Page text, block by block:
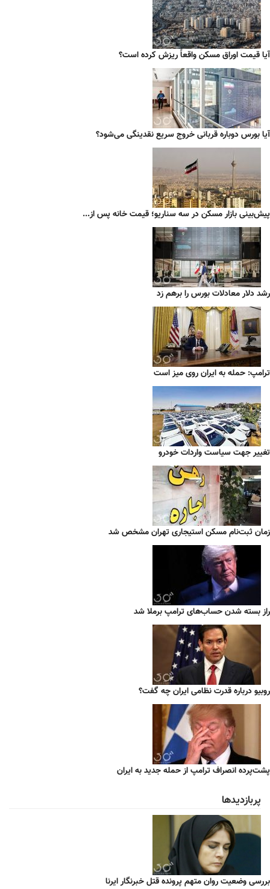
آیا قیمت اوراق مسکن واقعاً ریزش کرده است؟
آیا بورس دوباره قربانی خروج سریع نقدینگی می‌شود؟
پیش‌بینی بازار مسکن در سه سناریو؛ قیمت خانه پس از...
رشد دلار معادلات بورس را برهم زد
ترامپ: حمله به ایران روی میز است
تغییر جهت سیاست واردات خودرو
زمان ثبت‌نام مسکن استیجاری تهران مشخص شد
راز بسته شدن حساب‌های ترامپ برملا شد
روبیو درباره قدرت نظامی ایران چه گفت؟
پشت‌پرده انصراف ترامپ از حمله جدید به ایران
پربازدیدها
بررسی وضعیت روان متهم پرونده قتل خبرنگار ایرنا